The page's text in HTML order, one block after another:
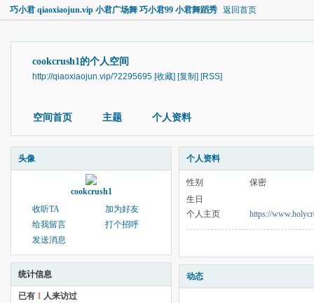
巧小君 qiaoxiaojun.vip 小君广场舞 巧小君99 小君舞蹈秀 返回首页
cookcrush1的个人空间
http://qiaoxiaojun.vip/?2295695 [收藏] [复制] [RSS]
空间首页 主题 个人资料
头像
cookcrush1
收听TA
加为好友
给我留言
打个招呼
发送消息
统计信息
已有 1 人来访过
个人资料
性别
保密
生日
个人主页
https://
动态